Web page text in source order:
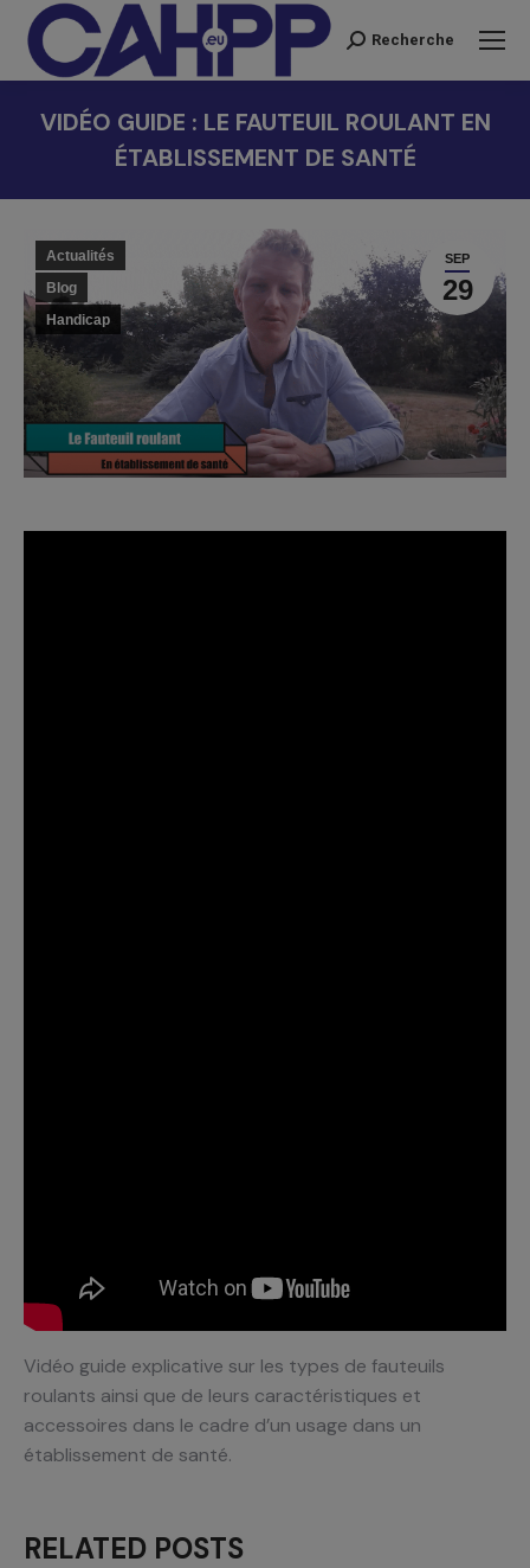
Recherche
Recherche
VIDÉO GUIDE : LE FAUTEUIL ROULANT EN
ÉTABLISSEMENT DE SANTÉ
SEP
29
Actualités
Blog
Handicap
Vidéo guide explicative sur les types de fauteuils
roulants ainsi que de leurs caractéristiques et
accessoires dans le cadre d’un usage dans un
établissement de santé.
RELATED POSTS